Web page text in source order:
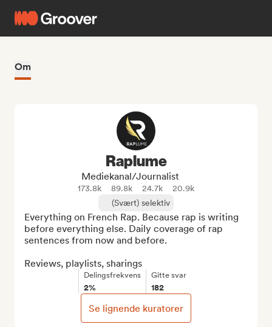
Om
Raplume
Mediekanal/journalist
173.8k 89.8k 24.7k
20.9k
(Svært) selektiv
Everything on French Rap. Because rap is writing
before everything else. Daily coverage of rap
sentences from now and before.
Reviews, playlists, sharings
Delingsfrekvens
2%
Gitte svar
182
Se lignende kuratorer